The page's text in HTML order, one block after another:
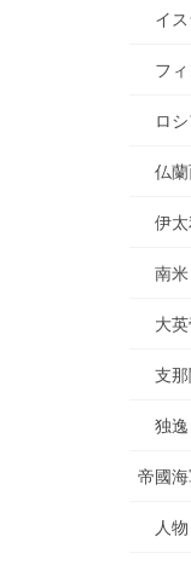
イ
フ
ロ
仏
伊太
南米
大
支
独逸
帝國海
人物